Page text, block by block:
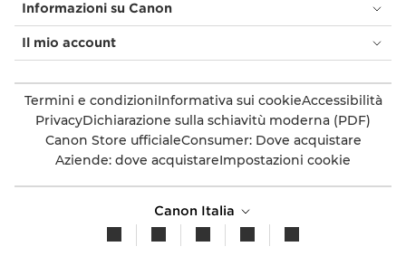
Informazioni su Canon
Il mio account
Termini e condizioniInformativa sui cookieAccessibilità
PrivacyDichiarazione sulla schiavitù moderna (PDF)
Canon Store ufficialeConsumer: Dove acquistare
Aziende: dove acquistareImpostazioni cookie
Canon Italia